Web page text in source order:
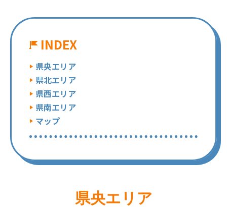
INDEX
県央エリア
県北エリア
県西エリア
県南エリア
マップ
県央エリア